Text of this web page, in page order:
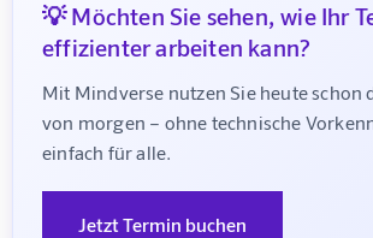
💡 Möchten Sie sehen, wie Ihr
effizienter arbeiten kann?
Mit Mindverse nutzen Sie heute schon
von morgen – ohne technische
einfach für alle.
Jetzt Termin buchen